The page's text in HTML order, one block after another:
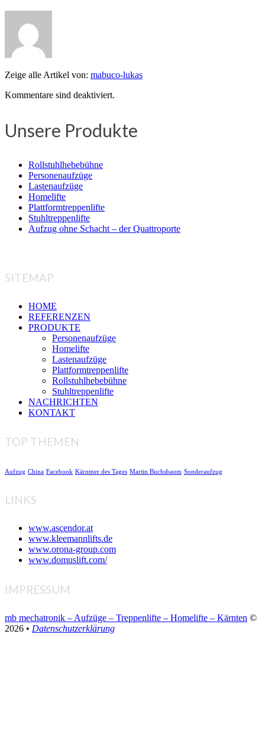
Zeige alle Artikel von: mabuco-lukas
Kommentare sind deaktiviert.
Unsere Produkte
Rollstuhlhebebühne
Personenaufzüge
Lastenaufzüge
Homelifte
Plattformtreppenlifte
Stuhltreppenlifte
Aufzug ohne Schacht – der Quattroporte
SITEMAP
HOME
REFERENZEN
PRODUKTE
Personenaufzüge
Homelifte
Lastenaufzüge
Plattformtreppenlifte
Rollstuhlhebebühne
Stuhltreppenlifte
NACHRICHTEN
KONTAKT
TOP THEMEN
Aufzug China Facebook Kärntner des Tages Martin Buchsbaum Sonderaufzug
LINKS
www.ascendor.at
www.kleemannlifts.de
www.orona-group.com
www.domuslift.com/
IMPRESSUM
mb mechatronik – Aufzüge – Treppenlifte – Homelifte – Kärnten ©
2026 • Datenschutzerklärung